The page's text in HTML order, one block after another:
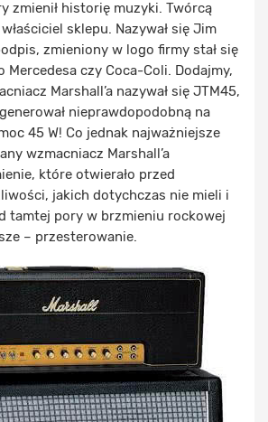
zmienił historię muzyki. Twórcą
sklepu. Nazywał się Jim
zmieniony w logo firmy stał się
Mercedesa czy Coca-Coli. Dodajmy,
Marshall’a nazywał się JTM45,
nieprawdopodobną na
45 W! Co jednak najważniejsze
wzmacniacz Marshall’a
które otwierało przed
jakich dotychczas nie mieli i
tamtej pory w brzmieniu rockowej
– przesterowanie.